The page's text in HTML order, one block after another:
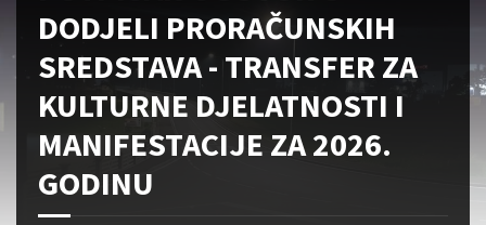
DODJELI PRORAČUNSKIH
SREDSTAVA - TRANSFER ZA
KULTURNE DJELATNOSTI I
MANIFESTACIJE ZA 2026.
GODINU